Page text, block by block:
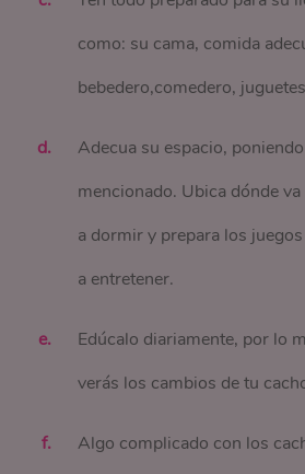
como: su cama, comida
bebedero,comedero,
Adecua su espacio,
mencionado. Ubica dónde
a dormir y prepara los
a entretener.
Edúcalo diariamente, por lo
verás los cambios de tu
Algo complicado con los